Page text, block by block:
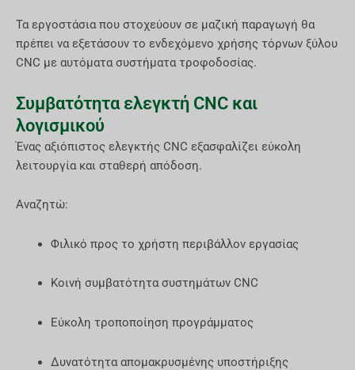
Τα εργοστάσια που στοχεύουν σε μαζική παραγωγή θα
πρέπει να εξετάσουν το ενδεχόμενο χρήσης τόρνων ξύλου
CNC με αυτόματα συστήματα τροφοδοσίας.
Συμβατότητα ελεγκτή CNC και
λογισμικού
Ένας αξιόπιστος ελεγκτής CNC εξασφαλίζει εύκολη
λειτουργία και σταθερή απόδοση.
Αναζητώ:
Φιλικό προς το χρήστη περιβάλλον εργασίας
Κοινή συμβατότητα συστημάτων CNC
Εύκολη τροποποίηση προγράμματος
Δυνατότητα απομακρυσμένης υποστήριξης